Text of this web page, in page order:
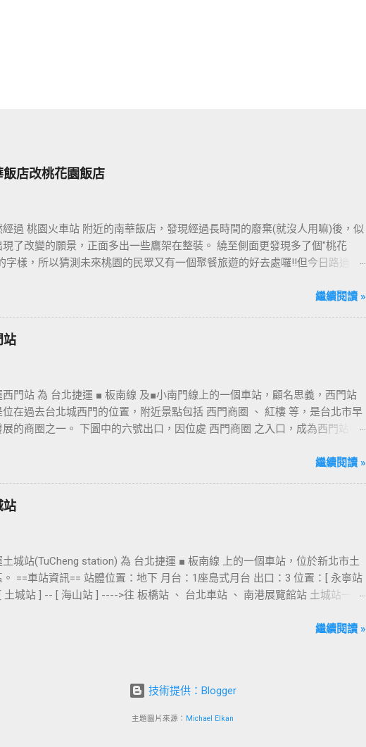
店改桃花園飯店
經過 桃園火車站 附近的南華飯店，發現經過長時間的廢棄(就沒人用嘛)後，似
現了改變的願景，正面多出一些鷹架在整裝。 繞至側面更發現多了個"桃花
字樣，所以猜測未來桃園的民眾又有一個聚餐旅遊的好去處囉!!但今日路過
繼續閱讀 »
站
西門站 為 台北捷運 ■ 板南線 及■小南門線上的一個車站，顧名思義，西門站
位在過去台北城西門的位置，附近景點包括 西門商圈 、 紅樓 等，是台北市早
展的商圈之一。 下圖中的六號出口，因位處 西門商圈 之入口，成為西門站中
站六號出口&西門町商圈 板南線上車站 [ 永寧站 ] - [ 土城站 ] - [ 海山站 ] - [ 亞
北車站 ] - [ 善導寺站 ] - [ 忠孝新生站 ] - [ 忠孝復興站 ] - [ 忠孝敦化站 ] - [ 國
念館站 ] - [ 市政府站 ] - [ 永春站 ] - [ 後山埤站 ] - [ 昆陽站 ] - [ 南港站 ] - [ 南港
繼續閱讀 »
站
土城站(TuCheng station) 為 台北捷運 ■ 板南線 上的一個車站，位於新北市土
。 ==車站資訊== 站體位置：地下 月台：1座島式月台 出口：3 位置：[ 永寧站
土城站 ] -- [ 海山站 ] ---->往 板橋站 、 台北車站 、 南港展覽館站 土城站一號
站 ] - [ 新埔站 ] - [ 江子翠站 ] - [ 龍山寺站 ] - [ 西門站 ] - [ 台北車站 ] - [ 善導
繼續閱讀 »
技術提供：Blogger
主題圖片來源： Michael Elkan